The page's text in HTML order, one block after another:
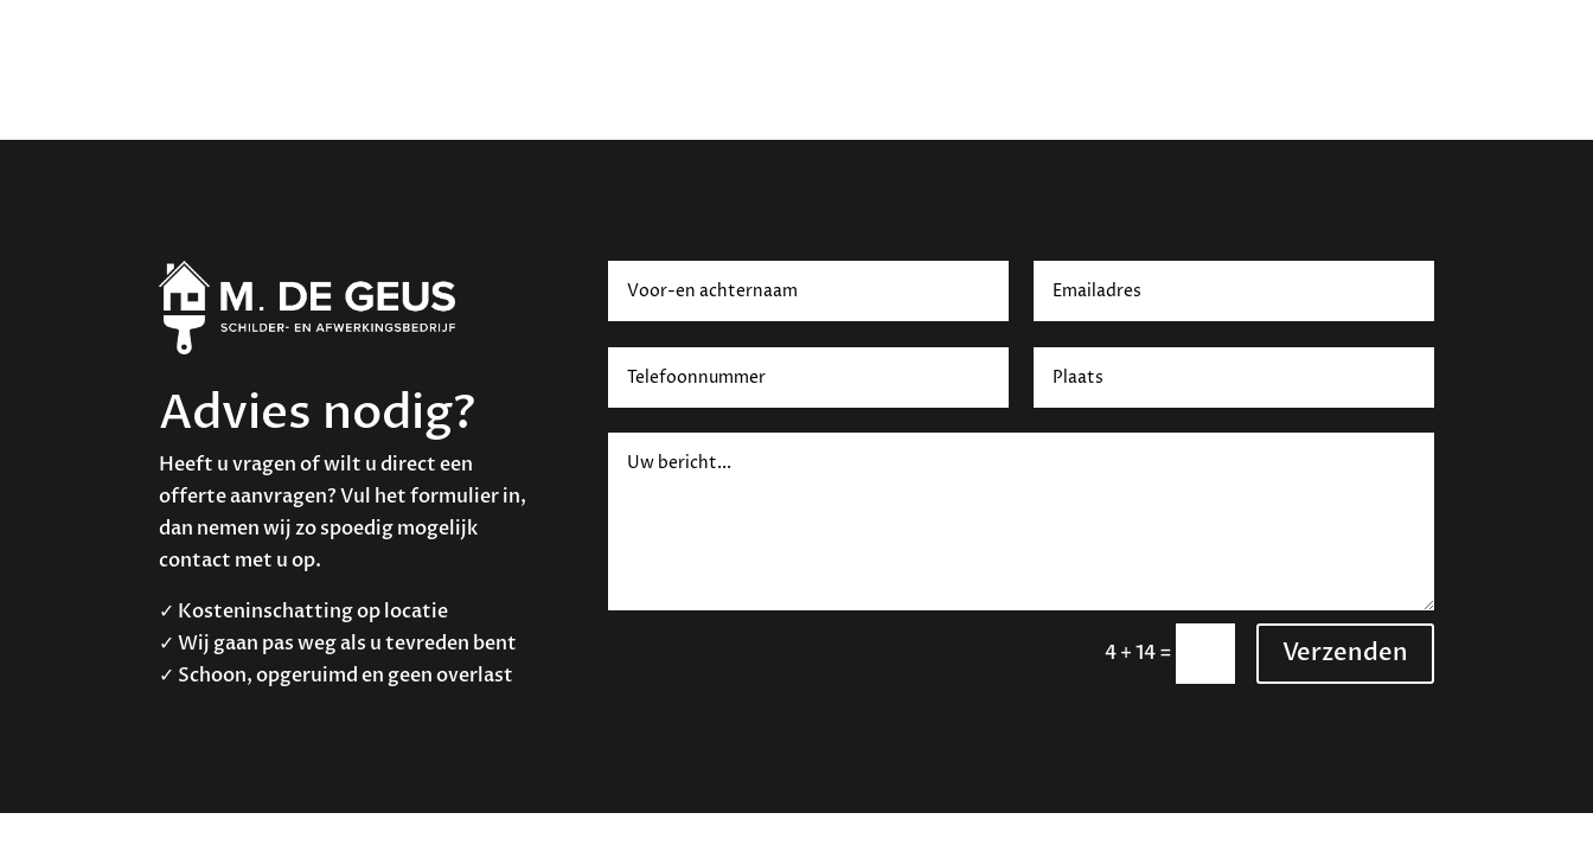
Advies nodig?
Heeft u vragen of wilt u direct een
offerte aanvragen? Vul het formulier in,
dan nemen wij zo spoedig mogelijk
contact met u op.
✓ Kosteninschatting op locatie
✓ Wij gaan pas weg als u tevreden bent
✓ Schoon, opgeruimd en geen overlast
4 + 14= Verzenden